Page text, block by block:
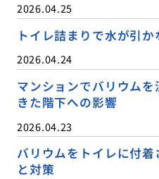
2026.04.25
トイレ詰まりで水が引
2026.04.24
マンションでバリウム
きた階下への影響
2026.04.23
バリウムをトイレに付
と対策